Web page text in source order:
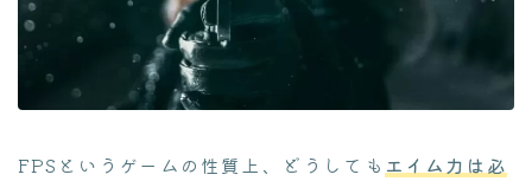
FPSというゲームの性質上、どうしても エイム力は必